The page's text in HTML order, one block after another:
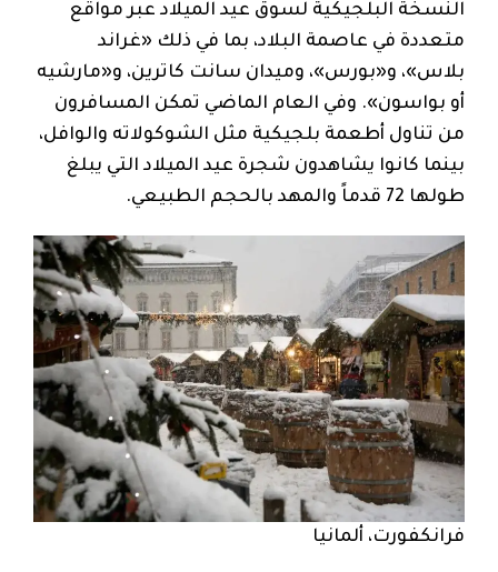
النسخة البلجيكية لسوق عيد الميلاد عبر مواقع
متعددة في عاصمة البلاد، بما في ذلك «غراند
بلاس»، و«بورس»، وميدان سانت كاترين، و«مارشيه
أو بواسون». وفي العام الماضي تمكن المسافرون
من تناول أطعمة بلجيكية مثل الشوكولاته والوافل،
بينما كانوا يشاهدون شجرة عيد الميلاد التي يبلغ
طولها 72 قدماً والمهد بالحجم الطبيعي.
فرانكفورت، ألمانيا